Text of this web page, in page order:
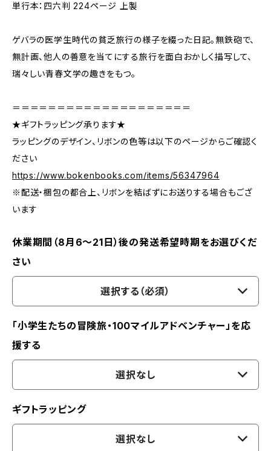
単行本：四六判 224ページ 上製
ゲバラの医学生時代の貧乏旅行の様子を綴った日記。無鉄砲で、
無計画、他人の善意を当てにする旅行を面白おかしく描写して、
瑞々しい青春文学の趣きをもつ。
＝＝＝＝＝＝＝＝＝＝＝＝＝＝＝＝＝＝＝＝
★ギフトラッピング承ります★
ラッピングのデザイン、リボンの色等は以下のページからご確認く
ださい
https://www.bokenbooks.com/items/56347964
※配送・梱包の都合上、リボンを結ばずにお送りする場合もござ
います
休業期間（8月6〜21日）後の発送希望時期をお選びくだ
さい
選択する（必須）
「小学生たちの冒険旅・100マイルアドベンチャー」を応
援する
選択なし
ギフトラッピング
選択なし